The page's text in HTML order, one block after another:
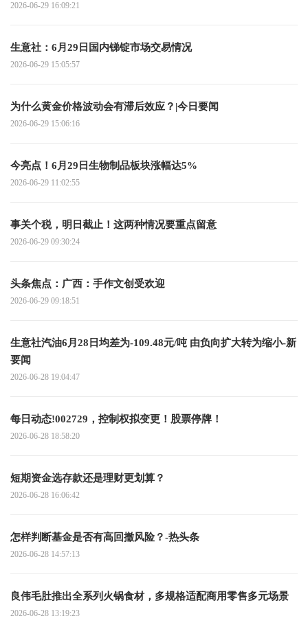
2026-06-29 16:09:21
生意社：6月29日国内锑锭市场交易情况
2026-06-29 15:05:57
为什么黄金价格波动会有滞后效应？|今日要闻
2026-06-29 15:06:16
今亮点！6月29日生物制品板块涨幅达5%
2026-06-29 11:02:55
事关个税，明日截止！这两种情况要重点留意
2026-06-29 09:30:24
头条焦点：广西：手作文创受欢迎
2026-06-29 09:18:51
生意社汽油6月28日均差为-109.48元/吨 由负向扩大转为缩小-新
要闻
2026-06-28 19:04:47
每日动态!002729，控制权拟变更！股票停牌！
2026-06-28 18:58:20
短期资金选存款还是理财更划算？
2026-06-28 16:06:42
怎样判断基金是否有高回撤风险？-热头条
2026-06-28 14:57:13
良伟毛肚推出全系列火锅食材，多规格适配商用零售多元场景
2026-06-28 13:19:23